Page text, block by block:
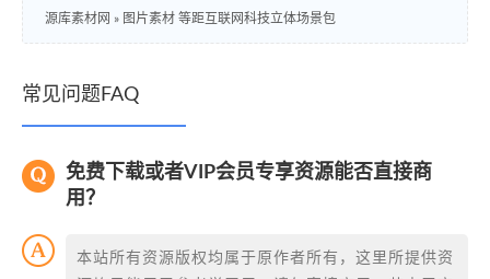
源库素材网 » 图片素材 等距互联网科技立体场景包
常见问题FAQ
免费下载或者VIP会员专享资源能否直接商
用？
本站所有资源版权均属于原作者所有，这里所提供资